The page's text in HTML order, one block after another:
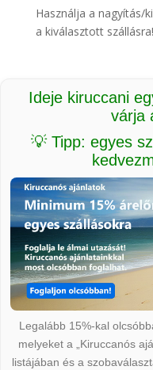
Használja a nagyítás/
a kiválasztott szállásra!
Ideje kiruccani
várja
💡 Tipp: egyes
Legalább 15%-kal
melyeket a „Kiruccanós
listájában és a